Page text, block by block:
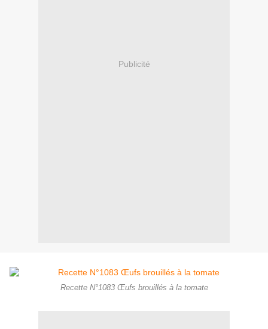
Publicité
Recette N°1083 Œufs brouillés à la tomate